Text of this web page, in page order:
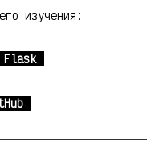
изучения:
Flask